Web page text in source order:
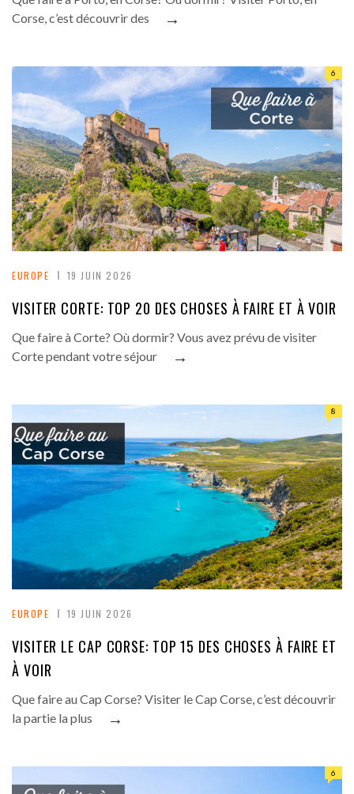
Corse, c’est découvrir des
→
EUROPE 19 JUIN 2026
6
VISITER CORTE: TOP 20 DES CHOSES À FAIRE ET À VOIR
Que faire à Corte? Où dormir? Vous avez prévu de visiter
Corte pendant votre séjour
→
EUROPE 19 JUIN 2026
8
VISITER LE CAP CORSE: TOP 15 DES CHOSES À FAIRE ET
À VOIR
Que faire au Cap Corse? Visiter le Cap Corse, c’est découvrir
la partie la plus
→
6